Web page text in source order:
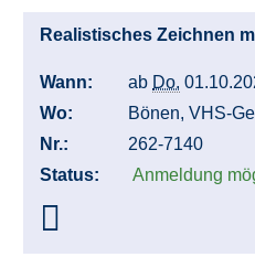
Realistisches Zeichnen
Wann: ab Do.
Wo:
Bönen, VHS-
Nr.:
262-7140
Status:
Anmeldung